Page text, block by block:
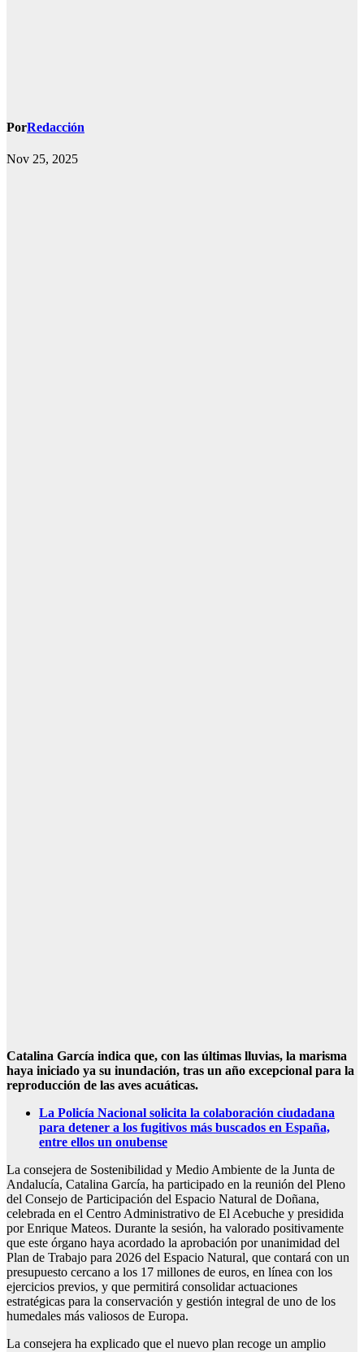
PorRedacción
Nov 25, 2025
Catalina García indica que, con las últimas lluvias, la marisma
haya iniciado ya su inundación, tras un año excepcional para la
reproducción de las aves acuáticas.
La Policía Nacional solicita la colaboración ciudadana
para detener a los fugitivos más buscados en España,
entre ellos un onubense
La consejera de Sostenibilidad y Medio Ambiente de la Junta de
Andalucía, Catalina García, ha participado en la reunión del Pleno
del Consejo de Participación del Espacio Natural de Doñana,
celebrada en el Centro Administrativo de El Acebuche y presidida
por Enrique Mateos. Durante la sesión, ha valorado positivamente
que este órgano haya acordado la aprobación por unanimidad del
Plan de Trabajo para 2026 del Espacio Natural, que contará con un
presupuesto cercano a los 17 millones de euros, en línea con los
ejercicios previos, y que permitirá consolidar actuaciones
estratégicas para la conservación y gestión integral de uno de los
humedales más valiosos de Europa.
La consejera ha explicado que el nuevo plan recoge un amplio